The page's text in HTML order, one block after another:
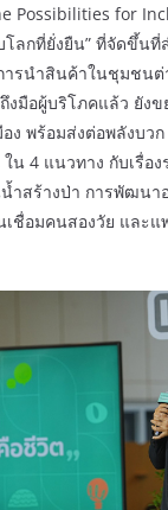
Possibilities for
ลกที่ยั่งยืน” ที่จัดขึ้นที่
รนำสินค้าในชุมชนต่
งมือผู้บริโภคแล้ว ยัง
ง พร้อมส่งต่อพลังบวก
4 แนวทาง กับเรื่อง
ำสร้างป่า การพัฒนา
ชื่อมคนสองวัย และแ